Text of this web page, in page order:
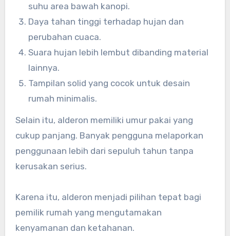
suhu area bawah kanopi.
Daya tahan tinggi terhadap hujan dan
perubahan cuaca.
Suara hujan lebih lembut dibanding material
lainnya.
Tampilan solid yang cocok untuk desain
rumah minimalis.
Selain itu, alderon memiliki umur pakai yang
cukup panjang. Banyak pengguna melaporkan
penggunaan lebih dari sepuluh tahun tanpa
kerusakan serius.
Karena itu, alderon menjadi pilihan tepat bagi
pemilik rumah yang mengutamakan
kenyamanan dan ketahanan.